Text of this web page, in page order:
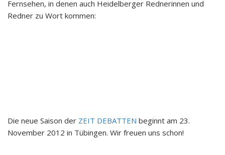
Fernsehen, in denen auch Heidelberger Rednerinnen und
Redner zu Wort kommen:
Die neue Saison der ZEIT DEBATTEN beginnt am 23.
November 2012 in Tübingen. Wir freuen uns schon!